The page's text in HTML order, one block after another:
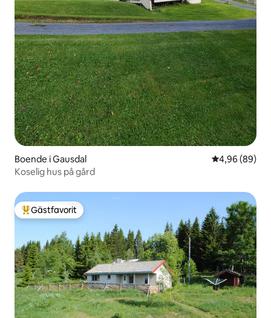
Boende i Gausdal 4,96 av 5 i
4,96 (89)
Koselig hus på gård
Populär gästfavorit
Gästfavorit